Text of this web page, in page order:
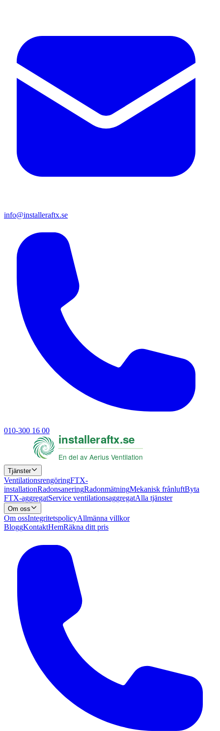
info@installeraftx.se
010-300 16 00
Tjänster
VentilationsrengöringFTX-
installationRadonsaneringRadonmätningMekanisk frånluftByta
FTX-aggregatService ventilationsaggregatAlla tjänster
Om oss
Om ossIntegritetspolicyAllmänna villkor
BloggKontaktHemRäkna ditt pris